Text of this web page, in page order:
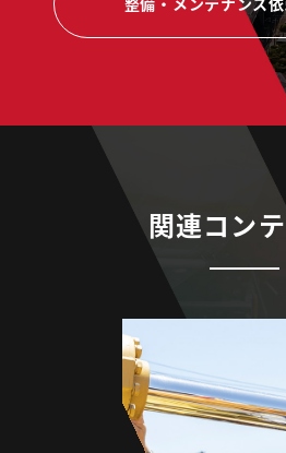
関連コン